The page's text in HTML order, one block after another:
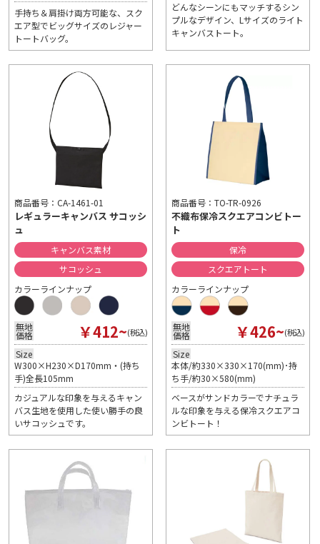
手持ち＆肩掛け両方可能な、スク
エア型でビッグサイズのレジャー
トートバッグ。
どんなシーンにもマッチするシン
プルなデザイン、Lサイズのライト
キャンバストート。
商品番号：CA-1461-01
レギュラーキャンバス サコッシ
ュ
キャンバス素材
サコッシュ
カラーラインナップ
無地
価格 ￥412~(税込)
Size
W300×H230×D170mm・(持ち
手)全長105mm
カジュアルな印象を与えるキャン
バス生地を使用した使い勝手の良
いサコッシュです。
商品番号：TO-TR-0926
不織布保冷スクエアコンビトー
ト
保冷
スクエアトート
カラーラインナップ
無地
価格 ￥426~(税込)
Size
本体/約330×330×170(mm)･持
ち手/約30×580(mm)
ベースがサンドカラーでナチュラ
ルな印象を与える保冷スクエアコ
ンビトート！